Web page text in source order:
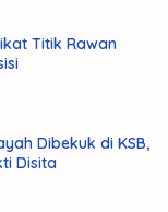
Titik Rawan
Dibekuk di KSB,
Disita